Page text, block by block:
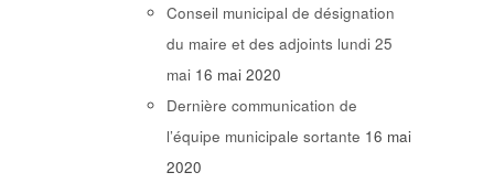
Conseil municipal de désignation
du maire et des adjoints lundi 25
mai 16 mai 2020
Dernière communication de
l’équipe municipale sortante 16 mai
2020